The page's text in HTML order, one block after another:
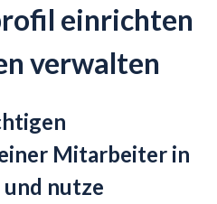
einrichten
verwalten
Mitarbeiter in
und nutze